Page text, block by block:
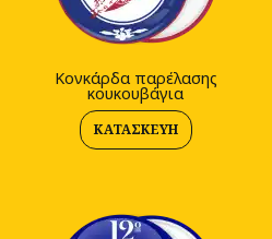
Κονκάρδα παρέλασης
κουκουβάγια
ΚΑΤΑΣΚΕΥΉ